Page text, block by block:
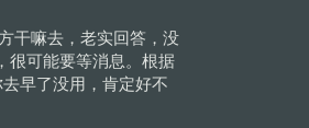
干嘛去，老实回答，没
很可能要等消息。根据
早了没用，肯定好不